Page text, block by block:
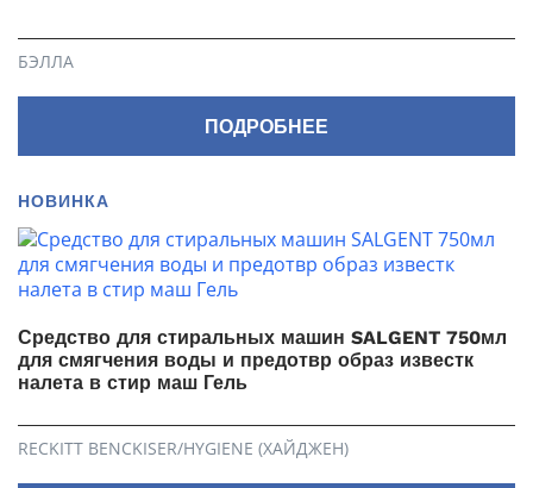
БЭЛЛА
ПОДРОБНЕЕ
НОВИНКА
Средство для стиральных машин SALGENT 750мл
для смягчения воды и предотвр образ известк
налета в стир маш Гель
RECKITT BENCKISER/HYGIENE (ХАЙДЖЕН)